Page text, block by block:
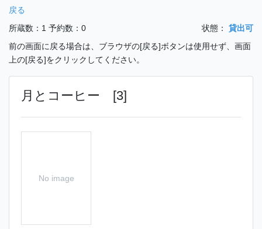
戻る
所蔵数：1 予約数：0 状態：
貸出可
前の画面に戻る場合は、ブラウザの[戻る]ボタンは使用せず、画面
上の[戻る]をクリックしてください。
月とコーヒー [3]
No image